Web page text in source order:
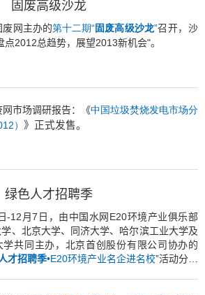
固废高级沙龙
废网主办的第十二期“固废高级沙龙”召开，沙
点2012总趋势，展望2013新机会"。
市场调研报告： 《中国垃圾焚烧发电市场分
） 》正式发售。
绿色人才招聘季
-12月7日，由中国水网E20环境产业俱乐部
、北京大学、同济大学、哈尔滨工业大学及
学共同主办，北京首创股份有限公司协办的
才招聘季•E20环境产业名企进名校”活动分别